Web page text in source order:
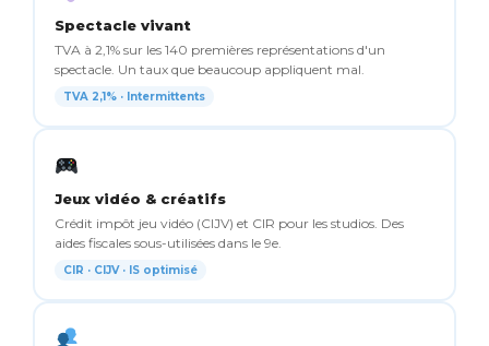
Spectacle vivant
TVA à 2,1% sur les 140 premières représentations d'un
spectacle. Un taux que beaucoup appliquent mal.
TVA 2,1% · Intermittents
Jeux vidéo & créatifs
Crédit impôt jeu vidéo (CIJV) et CIR pour les studios. Des
aides fiscales sous-utilisées dans le 9e.
CIR · CIJV · IS optimisé